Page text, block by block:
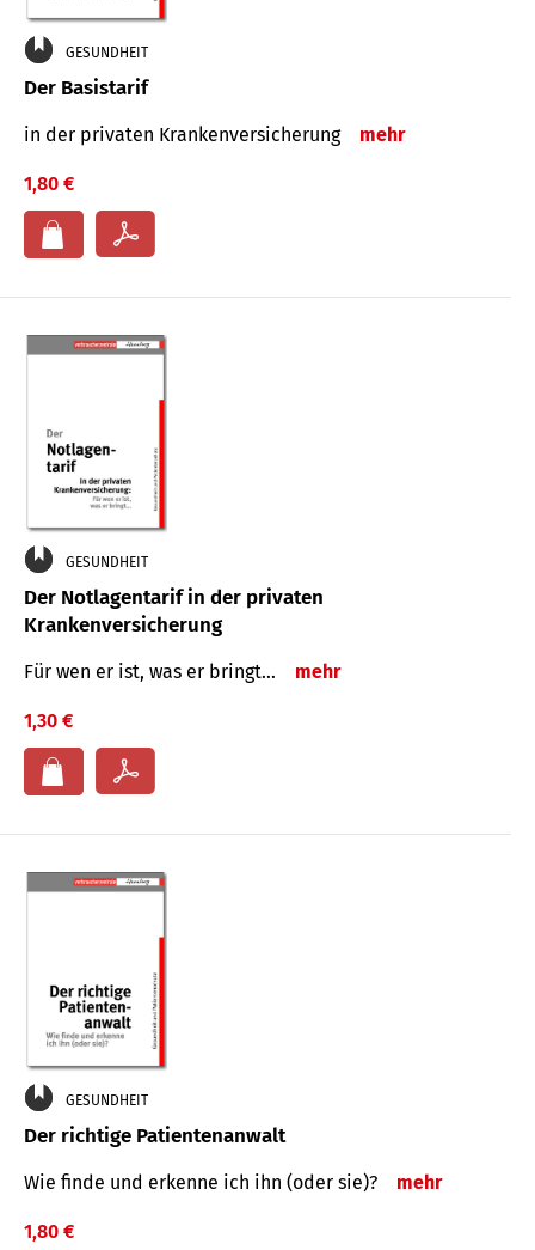
GESUNDHEIT
Der Basistarif
in der privaten Kran­ken­ver­siche­rung mehr
1,80 €
GESUNDHEIT
Der Notlagentarif in der privaten
Krankenversicherung
Für wen er ist, was er bringt… mehr
1,30 €
GESUNDHEIT
Der richtige Patientenanwalt
Wie finde und erkenne ich ihn (oder sie)? mehr
1,80 €